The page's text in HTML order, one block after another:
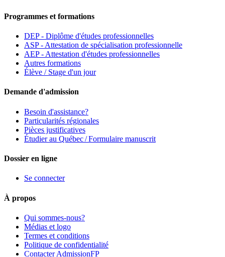
Programmes et formations
DEP - Diplôme d'études professionnelles
ASP - Attestation de spécialisation professionnelle
AEP - Attestation d'études professionnelles
Autres formations
Élève / Stage d'un jour
Demande d'admission
Besoin d'assistance?
Particularités régionales
Pièces justificatives
Étudier au Québec / Formulaire manuscrit
Dossier en ligne
Se connecter
À propos
Qui sommes-nous?
Médias et logo
Termes et conditions
Politique de confidentialité
Contacter AdmissionFP